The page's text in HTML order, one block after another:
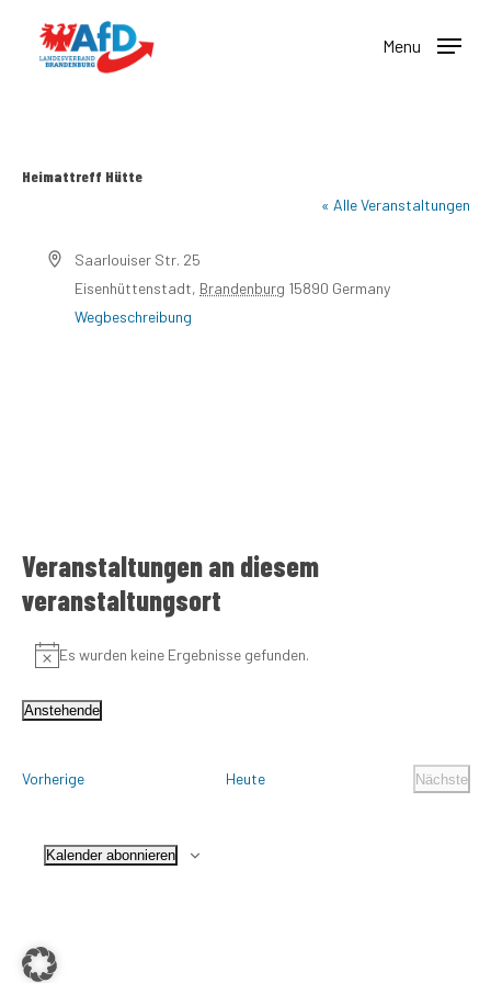
Menu
Heimattreff Hütte
« Alle Veranstaltungen
AdresseSaarlouiser Str. 25
Eisenhüttenstadt, Brandenburg 15890 Germany
Wegbeschreibung
Veranstaltungen an diesem
veranstaltungsort
Hinweis
Es wurden keine Ergebnisse gefunden.
Anstehende
VorherigeVeranstaltungen Heute
Nächste
Kalender abonnieren